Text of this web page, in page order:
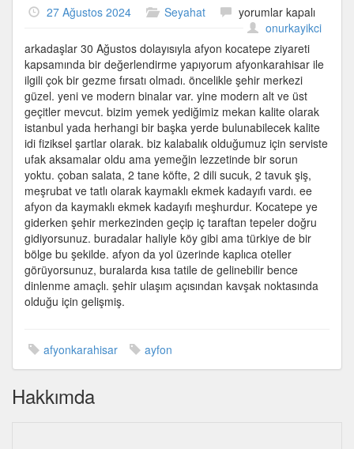
27 Ağustos 2024 Seyahat
Afyonkarahisar
için
yorumlar kapalı
onurkayikci
arkadaşlar 30 Ağustos dolayısıyla afyon kocatepe ziyareti
kapsamında bir değerlendirme yapıyorum afyonkarahisar ile
ilgili çok bir gezme fırsatı olmadı. öncelikle şehir merkezi
güzel. yeni ve modern binalar var. yine modern alt ve üst
geçitler mevcut. bizim yemek yediğimiz mekan kalite olarak
istanbul yada herhangi bir başka yerde bulunabilecek kalite
idi fiziksel şartlar olarak. biz kalabalık olduğumuz için serviste
ufak aksamalar oldu ama yemeğin lezzetinde bir sorun
yoktu. çoban salata, 2 tane köfte, 2 dili sucuk, 2 tavuk şiş,
meşrubat ve tatlı olarak kaymaklı ekmek kadayıfı vardı. ee
afyon da kaymaklı ekmek kadayıfı meşhurdur. Kocatepe ye
giderken şehir merkezinden geçip iç taraftan tepeler doğru
gidiyorsunuz. buradalar haliyle köy gibi ama türkiye de bir
bölge bu şekilde. afyon da yol üzerinde kaplıca oteller
görüyorsunuz, buralarda kısa tatile de gelinebilir bence
dinlenme amaçlı. şehir ulaşım açısından kavşak noktasında
olduğu için gelişmiş.
afyonkarahisar ayfon
Hakkımda